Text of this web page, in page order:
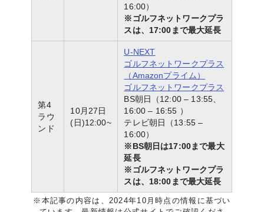
16:00）
※ゴルフネットワークプラ
スは、17:00まで最大延長
第4
ラウ
ンド
10月27日
(日)12:00~
U-NEXT
ゴルフネットワークプラス
（Amazonプライム）
ゴルフネットワークプラス
BS朝日（12:00 – 13:55、
16:00 – 16:55 ）
テレビ朝日（13:55 –
16:00）
※BS朝日は17:00まで最大
延長
※ゴルフネットワークプラ
スは、18:00まで最大延長
※本記事の内容は、2024年10月時点の情報に基づい